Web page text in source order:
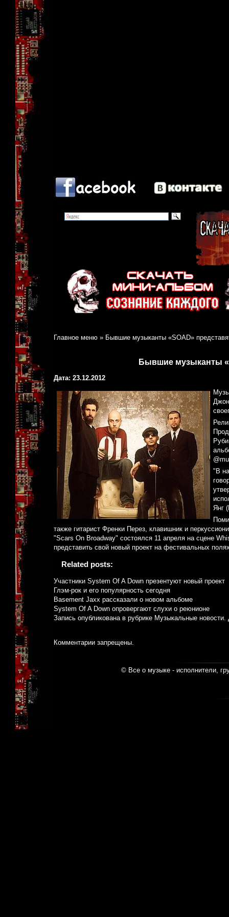
Главное меню » Бывшие музыканты «SOAD»
Бывшие музыканты
Дата: 23.12.2012
"В
Янг
также гитарист Френки Перез, клавишник и
"Scars On Broadway" состоялся 11 апреля на сцене
представить свой новый проект на фестивальных
Related posts:
Участники System Of A Down презентуют новый проект
Глэм-рок и его популярность сегодня
Basement Jaxx рассказали о новом альбоме
System Of A Down опровергают слухи о реюнионе
Запись опубликована в рубрике Музыкальные новости.
Комментарии запрещены.
© Все о музыке - исполнители,